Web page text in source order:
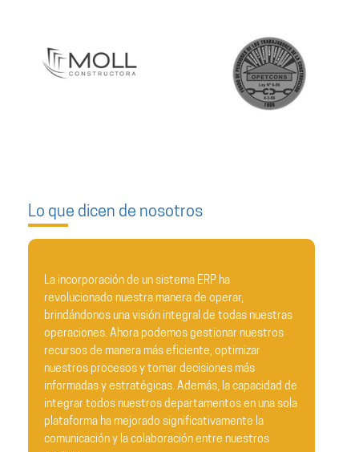
Lo que dicen de nosotros
nuestras
nuestros
capacidad de
en una sola
nuestros
Estimados equipo de Soldeva.com,
En nombre de todo el equipo de REDISA,
expresar nuestro más sincero agradecimiento
impecable implementación del ERP en nuestra
compañía. Vuestra dedicación y
sido evidentes desde el primer día, lo cual ha
resultado en una transición fluida y sin
contratiempos. La eficiencia y prontitud con la
han gestionado este proceso han superado